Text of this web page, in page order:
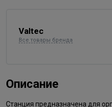
Valtec
Все товары бренда
Описание
Станция предназначена для